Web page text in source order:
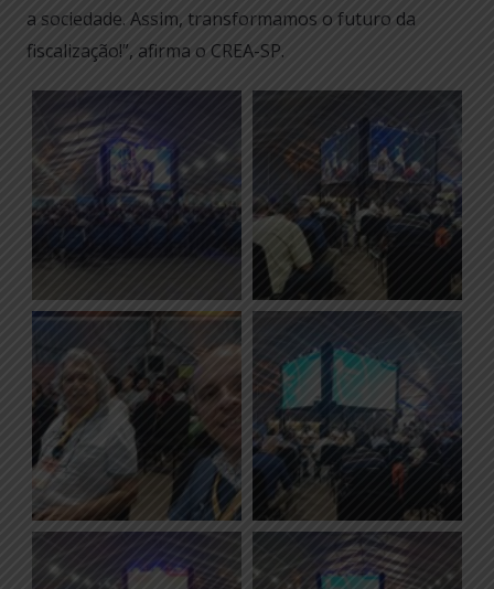
a sociedade. Assim, transformamos o futuro da
fiscalização!”, afirma o CREA-SP.